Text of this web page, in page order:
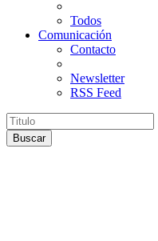
Todos
Comunicación
Contacto
Newsletter
RSS Feed
Buscar